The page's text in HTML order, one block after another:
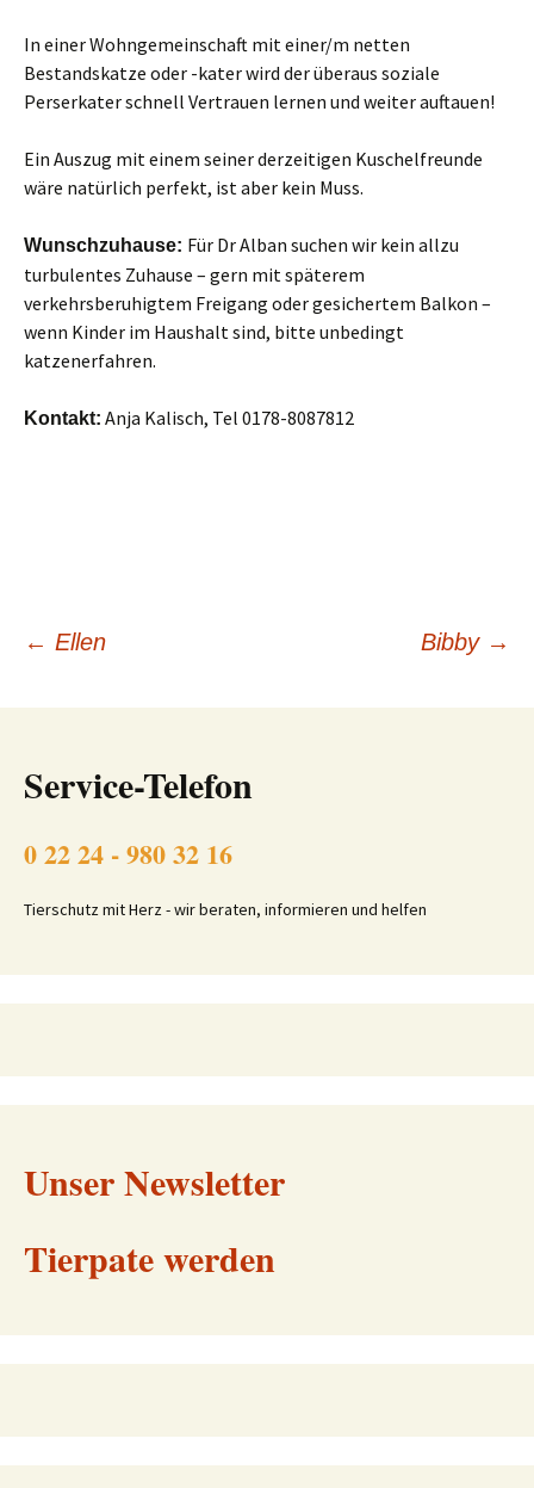
In einer Wohngemeinschaft mit einer/m netten
Bestandskatze oder -kater wird der überaus soziale
Perserkater schnell Vertrauen lernen und weiter auftauen!
Ein Auszug mit einem seiner derzeitigen Kuschelfreunde
wäre natürlich perfekt, ist aber kein Muss.
Wunschzuhause: Für Dr Alban suchen wir kein allzu
turbulentes Zuhause – gern mit späterem
verkehrsberuhigtem Freigang oder gesichertem Balkon –
wenn Kinder im Haushalt sind, bitte unbedingt
katzenerfahren.
Kontakt: Anja Kalisch, Tel 0178-8087812
Beitragsnavigation
← Ellen Bibby →
Service-Telefon
0 22 24 - 980 32 16
Tierschutz mit Herz - wir beraten, informieren und helfen
Unser Newsletter
Tierpate werden